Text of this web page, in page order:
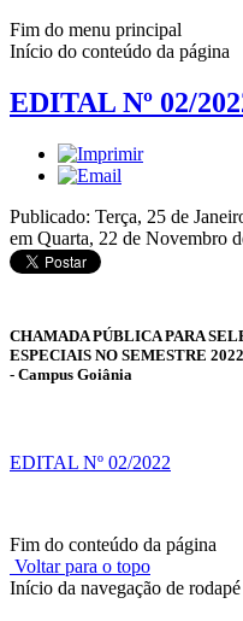
Fim do menu principal
Início do conteúdo da página
EDITAL Nº 02/
Publicado: Terça, 25 de
em Quarta, 22 de Novembro
CHAMADA PÚBLICA PARA
ESPECIAIS NO SEMESTRE
- Campus Goiânia
EDITAL Nº 02/2022
Fim do conteúdo da página
Voltar para o topo
Início da navegação de rodapé